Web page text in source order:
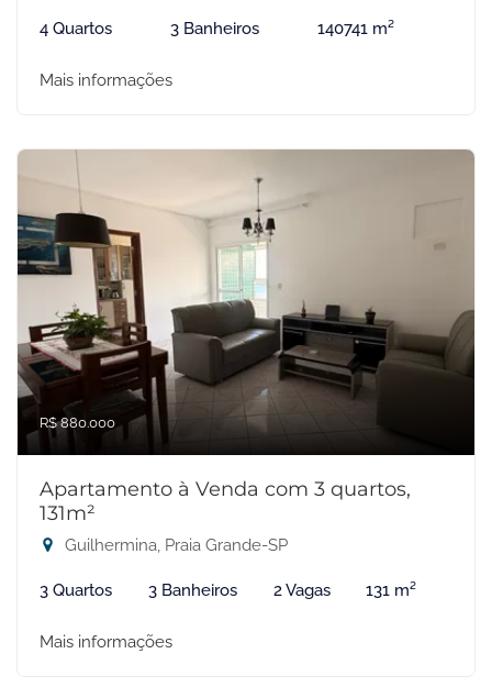
4 Quartos 3 Banheiros 140741 m²
Mais informações
R$ 880.000
Apartamento à Venda com 3 quartos,
131m²
Guilhermina, Praia Grande-SP
3 Quartos 3 Banheiros 2 Vagas 131 m²
Mais informações